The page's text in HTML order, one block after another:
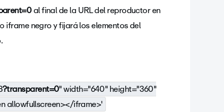
al final de la URL del reproductor en
iframe negro y fijará los elementos del
?transparent=0" width="640" height="360"
allowfullscreen></iframe>'